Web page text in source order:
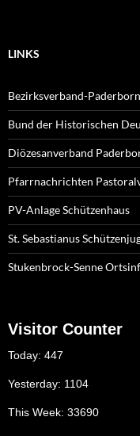
LINKS
Bezirksverband-
Bund der Historischen
Diözesanverband
Pfarrnachrichten
PV-Anlage Schützenhaus
St. Sebastianus
Stukenbrock-Senne
Visitor Counter
Today: 447
Yesterday: 1104
This Week: 33690